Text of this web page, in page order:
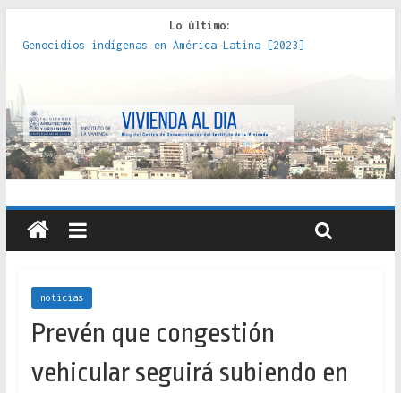
Lo último:
Genocidios indígenas en América Latina [2023]
políticas, prácticas y representaciones [2022]
crítica de las fronteras latinoamericanas [2020]
Criterios técnicos para una vivienda adecuada [2019]
Red de consultorios de la Caja del Seguro Obrero en
Santiago : un patrimonio emblemático [2014]
noticias
Prevén que congestión
vehicular seguirá subiendo en